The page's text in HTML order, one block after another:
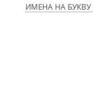
ИМЕНА НА БУКВУ